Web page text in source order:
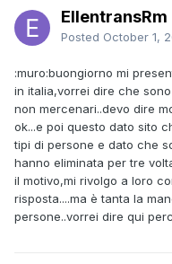
EllentransRm
Posted October 1,
:muro:buongiorno mi
in italia,vorrei dire che
non mercenari..devo dire
ok...e poi questo dato sito
tipi di persone e dato che
hanno eliminata per tre
il motivo,mi rivolgo a loro
risposta....ma è tanta la
persone..vorrei dire qui